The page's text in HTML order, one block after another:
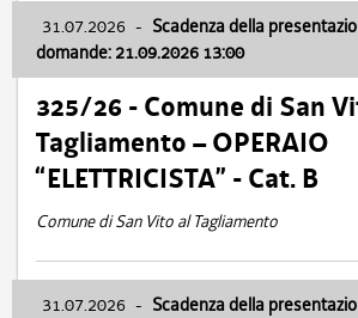
31.07.2026 - Scadenza della
domande: 21.09.2026 13:00
325/26 - Comune di San
Tagliamento – OPERAIO
“ELETTRICISTA” - Cat. B
Comune di San Vito al Tagliamento
31.07.2026 - Scadenza della